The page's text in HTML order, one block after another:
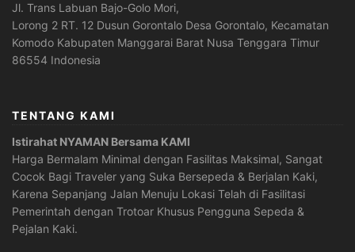
Jl. Trans Labuan Bajo-Golo Mori,
Lorong 2 RT. 12 Dusun Gorontalo Desa Gorontalo, Kecamatan
Komodo Kabupaten Manggarai Barat Nusa Tenggara Timur
86554 Indonesia
TENTANG KAMI
Istirahat NYAMAN Bersama KAMI
Harga Bermalam Minimal dengan Fasilitas Maksimal, Sangat
Cocok Bagi Traveler yang Suka Bersepeda & Berjalan Kaki,
Karena Sepanjang Jalan Menuju Lokasi Telah di Fasilitasi
Pemerintah dengan Trotoar Khusus Pengguna Sepeda &
Pejalan Kaki.